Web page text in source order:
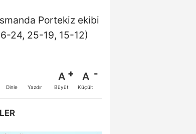
Portekiz ekibi
24, 25-19, 15-12)
Dinle Yazdır
A
Büyüt
A
Küçült